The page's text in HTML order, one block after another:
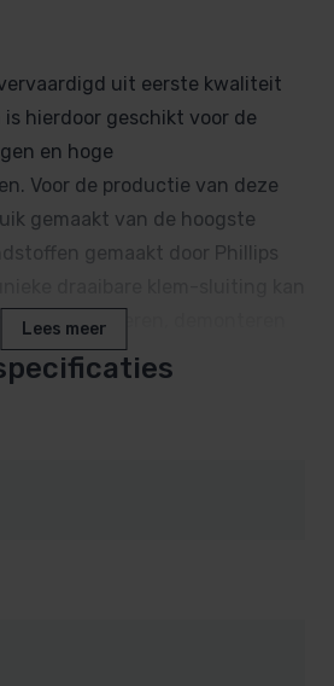
uit eerste kwaliteit
is hierdoor geschikt voor de
en hoge
Voor de productie van deze
gemaakt van de hoogste
gemaakt door Phillips
monteren, demonteren
kwaliteit
de filter eenvoudiger te
Lees meer